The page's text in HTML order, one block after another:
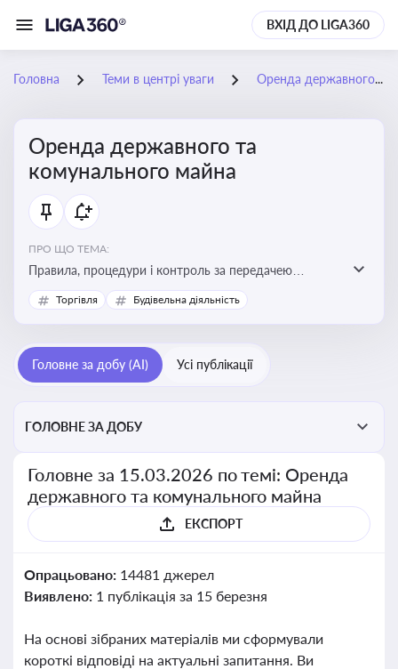
ВХІД ДО LIGA360
Головна Теми в центрі уваги Оренда державного та комунального майна
Оренда державного та
комунального майна
ПРО ЩО ТЕМА:
Правила, процедури і контроль за передачею
державного та комунального майна в оренду. Кейси
використання публічного майна
Торгівля Будівельна діяльність
Головне за добу (AI) Усі публікації
ГОЛОВНЕ ЗА ДОБУ
Головне за 15.03.2026 по темі: Оренда
державного та комунального майна
ЕКСПОРТ
Опрацьовано: 14481 джерел
Виявлено: 1 публікація за 15 березня
На основі зібраних матеріалів ми сформували
короткі відповіді на актуальні запитання. Ви